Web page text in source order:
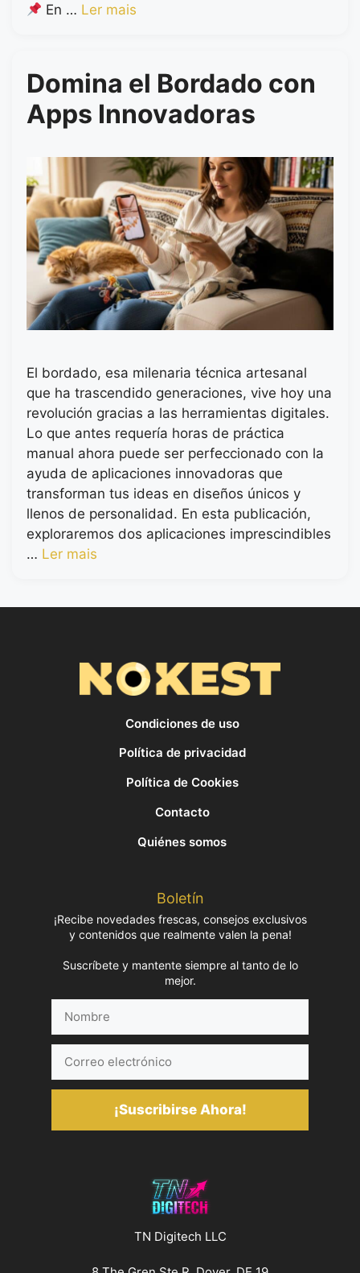
En … Ler mais
Domina el Bordado con
Apps Innovadoras
El bordado, esa milenaria técnica artesanal
que ha trascendido generaciones, vive hoy una
revolución gracias a las herramientas digitales.
Lo que antes requería horas de práctica
manual ahora puede ser perfeccionado con la
ayuda de aplicaciones innovadoras que
transforman tus ideas en diseños únicos y
llenos de personalidad. En esta publicación,
exploraremos dos aplicaciones imprescindibles
… Ler mais
Condiciones de uso
Política de privacidad
Política de Cookies
Contacto
Quiénes somos
Boletín
¡Recibe novedades frescas, consejos exclusivos
y contenidos que realmente valen la pena!
Suscríbete y mantente siempre al tanto de lo
mejor.
electrónico
¡Suscribirse Ahora!
TN Digitech LLC